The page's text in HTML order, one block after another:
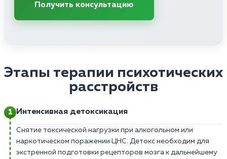
Получить консультацию
Этапы терапии психотических
расстройств
Интенсивная детоксикация
Снятие токсической нагрузки при алкогольном или
наркотическом поражении ЦНС. Детокс необходим для
экстренной подготовки рецепторов мозга к дальнейшему